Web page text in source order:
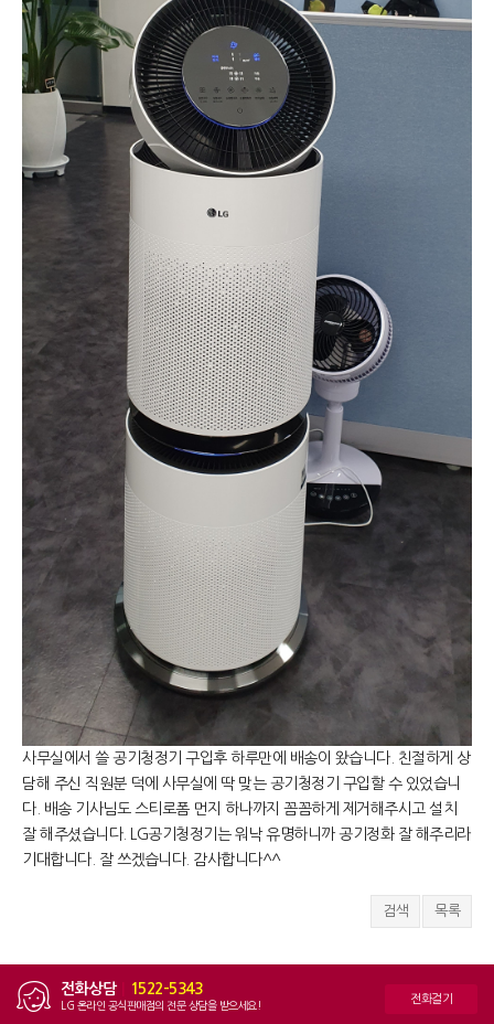
사무실에서 쓸 공기청정기 구입후 하루만에 배송이 왔습니다. 친절하게 상
담해 주신 직원분 덕에 사무실에 딱 맞는 공기청정기 구입할 수 있었습니
다. 배송 기사님도 스티로폼 먼지 하나까지 꼼꼼하게 제거해주시고 설치
잘 해주셨습니다. LG공기청정기는 워낙 유명하니까 공기정화 잘 해주리라
기대합니다. 잘 쓰겠습니다. 감사합니다^^
검색 목록
전화상담 1522-5343
LG 온라인 공식판매점의 전문 상담을 받으세요! 전화걸기